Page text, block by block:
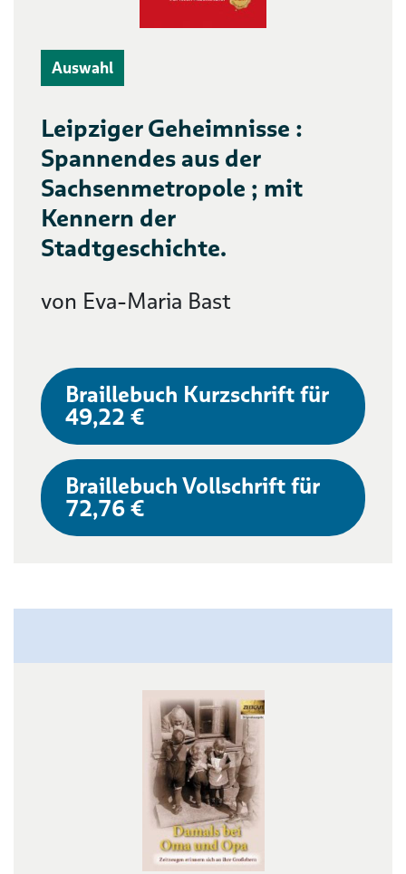
Auswahl
Leipziger Geheimnisse :
Spannendes aus der
Sachsenmetropole ; mit
Kennern der
Stadtgeschichte.
von Eva-Maria Bast
Braillebuch Kurzschrift für
49,22 €
Braillebuch Vollschrift für
72,76 €